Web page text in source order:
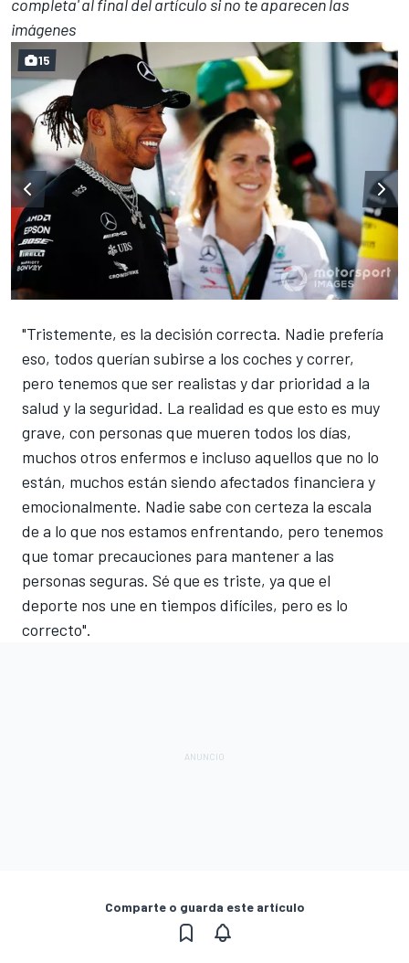
completa' al final del artículo si no te aparecen las
imágenes
"Tristemente, es la decisión correcta. Nadie prefería
eso, todos querían subirse a los coches y correr,
pero tenemos que ser realistas y dar prioridad a la
salud y la seguridad. La realidad es que esto es muy
grave, con personas que mueren todos los días,
muchos otros enfermos e incluso aquellos que no lo
están, muchos están siendo afectados financiera y
emocionalmente. Nadie sabe con certeza la escala
de a lo que nos estamos enfrentando, pero tenemos
que tomar precauciones para mantener a las
personas seguras. Sé que es triste, ya que el
deporte nos une en tiempos difíciles, pero es lo
correcto".
15
Comparte o guarda este artículo